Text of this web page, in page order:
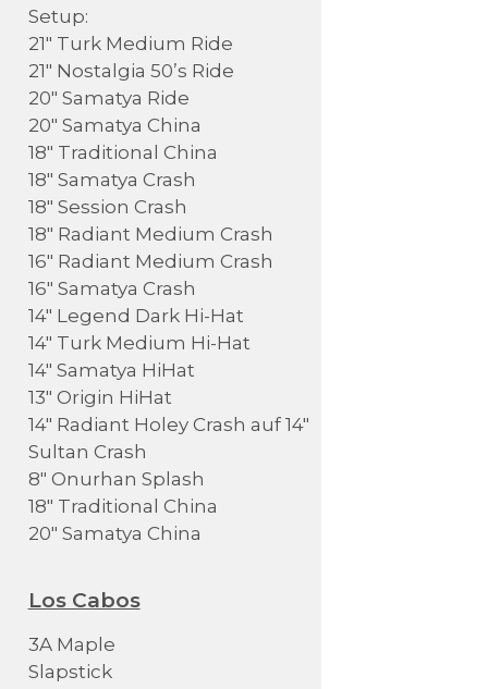
Setup:
21" Turk Medium Ride
21" Nostalgia 50’s Ride
20" Samatya Ride
20" Samatya China
18" Traditional China
18" Samatya Crash
18" Session Crash
18" Radiant Medium Crash
16" Radiant Medium Crash
16" Samatya Crash
14" Legend Dark Hi-Hat
14" Turk Medium Hi-Hat
14" Samatya HiHat
13" Origin HiHat
14" Radiant Holey Crash auf 14"
Sultan Crash
8" Onurhan Splash
18" Traditional China
20" Samatya China
Los Cabos
3A Maple
Slapstick